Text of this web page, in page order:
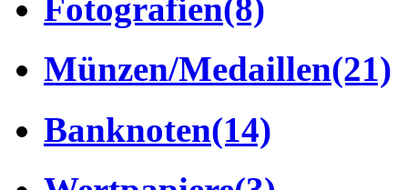
Fotografien(8)
Münzen/Medaillen(21)
Banknoten(14)